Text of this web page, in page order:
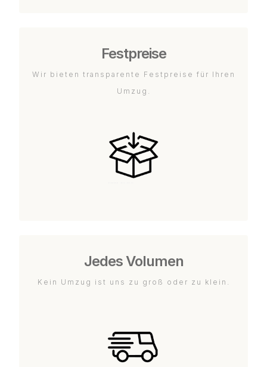
Festpreise
Wir bieten transparente Festpreise für Ihren
Umzug.
Jedes Volumen
Kein Umzug ist uns zu groß oder zu klein.